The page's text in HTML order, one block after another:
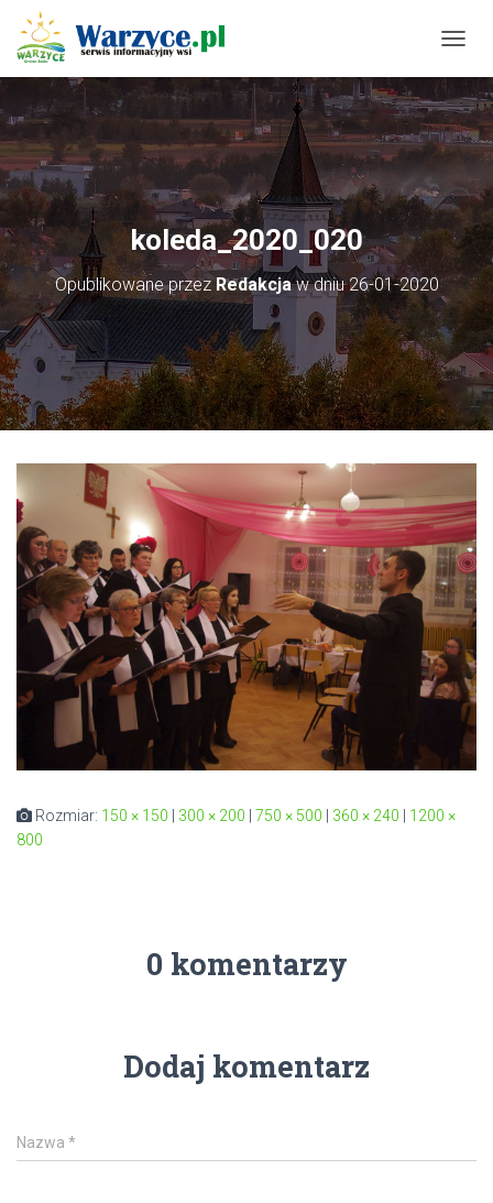
R
Z
E
Ł
Z
A
I
G
A
J
koleda_2020_020
Opublikowane przezRedakcjaw dniu26-01-2020
Rozmiar: 150 × 150 300 × 200 750 × 500 360 × 240
1200 ×
800
0 komentarzy
Dodaj komentarz
Nazwa *